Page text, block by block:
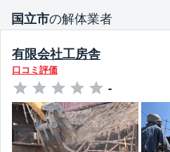
国立市の解体業者
有限会社工房舎
口コミ評価
-